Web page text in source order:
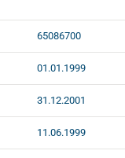
65086700
01.01.1999
31.12.2001
11.06.1999